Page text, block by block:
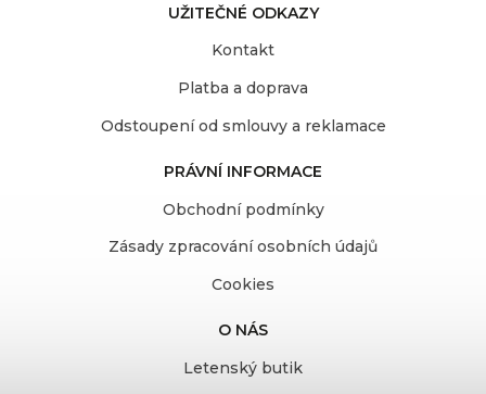
UŽITEČNÉ ODKAZY
Kontakt
Platba a doprava
Odstoupení od smlouvy a reklamace
PRÁVNÍ INFORMACE
Obchodní podmínky
Zásady zpracování osobních údajů
Cookies
O NÁS
Letenský butik